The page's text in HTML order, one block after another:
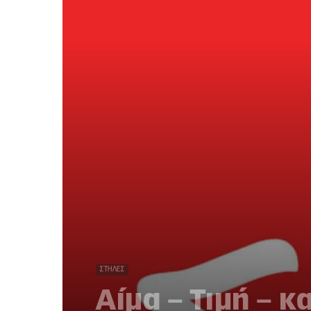
ΣΤΉΛΕΣ
Αίμα – Τιμή –